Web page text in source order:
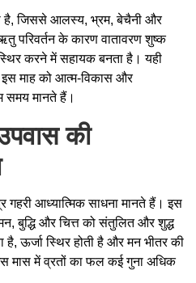
है, जिससे आलस्य, भ्रम, बेचैनी और
परिवर्तन के कारण वातावरण शुष्क
करने में सहायक बनता है। यही
माह को आत्म-विकास और
समय मानते हैं।
की
गहरी आध्यात्मिक साधना मानते हैं। इस
बुद्धि और चित्त को संतुलित और शुद्ध
है, ऊर्जा स्थिर होती है और मन भीतर की
मास में व्रतों का फल कई गुना अधिक